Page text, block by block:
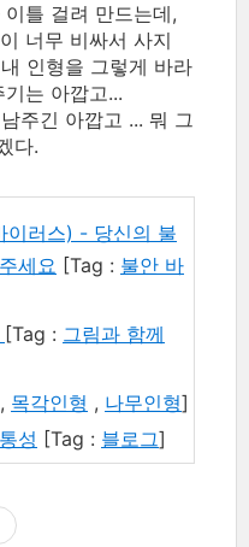
틀 걸려 만드는데,
너무 비싸서 사지
인형을 그렇게 바라
는 아깝고...
주긴 아깝고 ... 뭐 그
다.
러스) - 당신의 불
세요 [Tag : 불안 바
[Tag : 그림과 함께
, 목각인형 , 나무인형]
성 [Tag : 블로그]